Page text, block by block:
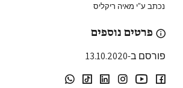
נכתב ע"י מאיה ריקליס
פרטים נוספים
פורסם ב-13.10.2020